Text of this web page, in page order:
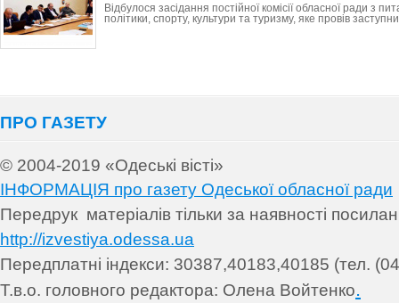
Відбулося засідання постійної комісії обласної ради з
політики, спорту, культури та туризму, яке провів
ПРО ГАЗЕТУ
© 2004-2019 «Одеські вісті»
ІНФОРМАЦІЯ про газету Одеської обласної ради
Передрук матеріалів тільки за наявності
http://izvestiya.odessa.ua
Передплатні індекси: 30387,40183,40185 (тел.
Т.в.о. головного редактора: Олена Войтенко.